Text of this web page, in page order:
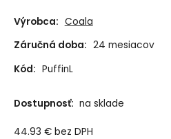
Výrobca: Coala
Záručná doba: 24 mesiacov
Kód: PuffinL
Dostupnosť: na sklade
44.93 € bez DPH